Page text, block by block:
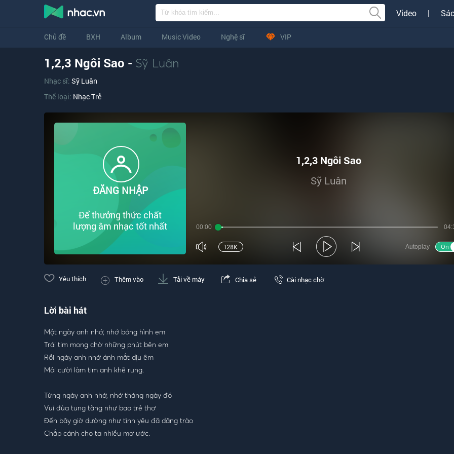
Video |
Chủ đề BXH Album Music Video Nghệ sĩ VIP
1,2,3 Ngôi Sao - Sỹ Luân
Nhạc sĩ: Sỹ Luân
Thể loại: Nhạc Trẻ
1,2,3 Ngôi Sao
Sỹ Luân
00:00
Autoplay
ĐĂNG NHẬP
Để thưởng thức chất
lượng âm nhạc tốt nhất
Yêu thích Thêm vào Tải về máy Chia sẻ Cài nhạc chờ
Lời bài hát
Một ngày anh nhớ, nhớ bóng hình em
Trái tim mong chờ những phút bên em
Rồi ngày anh nhớ ánh mắt dịu êm
Môi cười làm tim anh khẽ rung.
Từng ngày anh nhớ, nhớ tháng ngày đó
Vui đùa tung tăng như bao trẻ thơ
Đến bây giờ dường như tình yêu đã dâng trào
Chắp cánh cho ta nhiều mơ ước.